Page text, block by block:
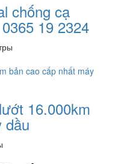
chống cạ
19 2324
16.000km
dầu